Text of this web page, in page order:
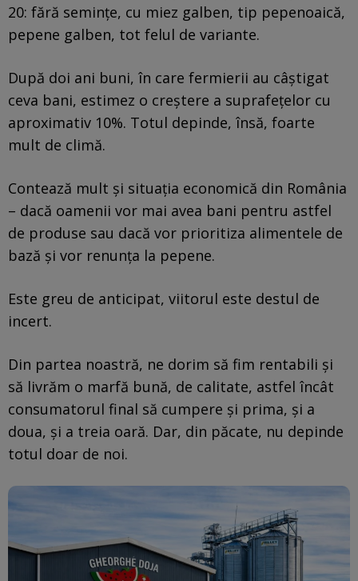
20: fără semințe, cu miez galben, tip pepenoaică,
pepene galben, tot felul de variante.
După doi ani buni, în care fermierii au câștigat
ceva bani, estimez o creștere a suprafețelor cu
aproximativ 10%. Totul depinde, însă, foarte
mult de climă.
Contează mult și situația economică din România
– dacă oamenii vor mai avea bani pentru astfel
de produse sau dacă vor prioritiza alimentele de
bază și vor renunța la pepene.
Este greu de anticipat, viitorul este destul de
incert.
Din partea noastră, ne dorim să fim rentabili și
să livrăm o marfă bună, de calitate, astfel încât
consumatorul final să cumpere și prima, și a
doua, și a treia oară. Dar, din păcate, nu depinde
totul doar de noi.